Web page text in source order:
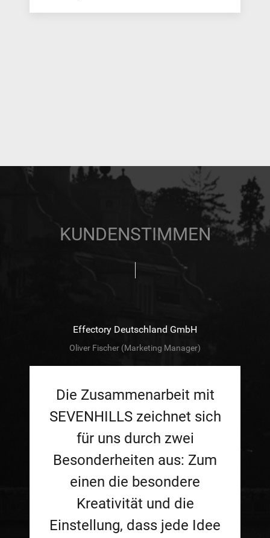
KUNDENSTIMMEN
Effectory Deutschland GmbH
Oliver Fischer (Marketing Manager)
Die Zusammenarbeit mit
SEVENHILLS zeichnet sich
für uns durch zwei
Besonderheiten aus: Zum
einen die besondere
Kreativität und die
Einstellung, dass jede Idee